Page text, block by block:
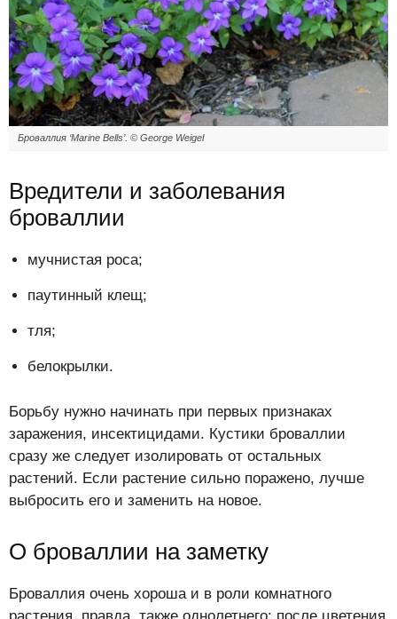
Броваллия ‘Marine Bells’. © George Weigel
Вредители и заболевания
броваллии
мучнистая роса;
паутинный клещ;
тля;
белокрылки.
Борьбу нужно начинать при первых признаках
заражения, инсектицидами. Кустики броваллии
сразу же следует изолировать от остальных
растений. Если растение сильно поражено, лучше
выбросить его и заменить на новое.
О броваллии на заметку
Броваллия очень хороша и в роли комнатного